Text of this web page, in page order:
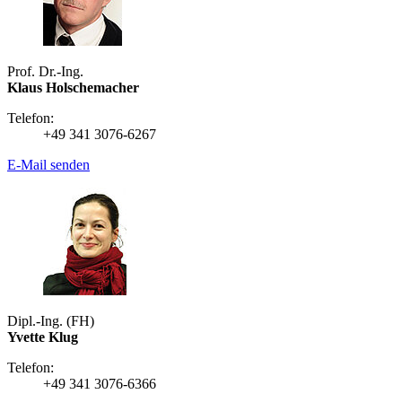
Prof. Dr.-Ing.
Klaus Holschemacher
Telefon:
+49 341 3076-6267
E-Mail senden
Dipl.-Ing. (FH)
Yvette Klug
Telefon:
+49 341 3076-6366